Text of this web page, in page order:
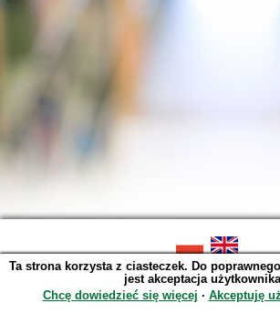
SOWA OPAC v. 6.11.10 (2026-07-24)
Wygenerowano w 0,0037 s.
Ta strona korzysta z ciasteczek. Do
jest akceptacja
Chcę dowiedzieć się więcej ∙ Akceptuję